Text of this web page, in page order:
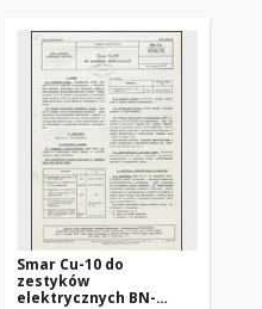
Smar Cu-10 do
zestyków
elektrycznych BN-